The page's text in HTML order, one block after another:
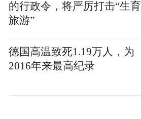
的行政令，将严厉打击“生育
旅游”
德国高温致死1.19万人，为
2016年来最高纪录